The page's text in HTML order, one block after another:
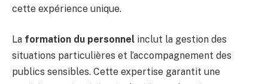
cette expérience unique.
La formation du personnel inclut la gestion des
situations particulières et l’accompagnement des
publics sensibles. Cette expertise garantit une